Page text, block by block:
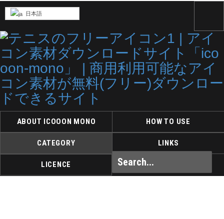
ABOUT ICOOON MONO HOW TO USE
CATEGORY LINKS
LICENCE
日本語